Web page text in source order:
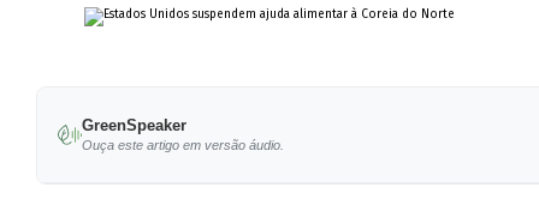
GreenSpeaker
Ouça este artigo em versão áudio.